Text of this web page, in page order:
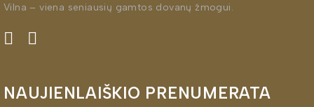
Vilna – viena seniausių gamtos dovanų žmogui.
NAUJIENLAIŠKIO PRENUMERATA